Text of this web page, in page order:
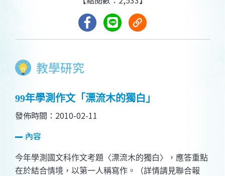
教學研究
99年學測作文「漂流木的獨白」
發佈時間：2010-02-11
內容
今年學測國文科作文考題〈漂流木的獨白〉，應答重點
在於結合情境，以第一人稱寫作。（詳情請見聯合報